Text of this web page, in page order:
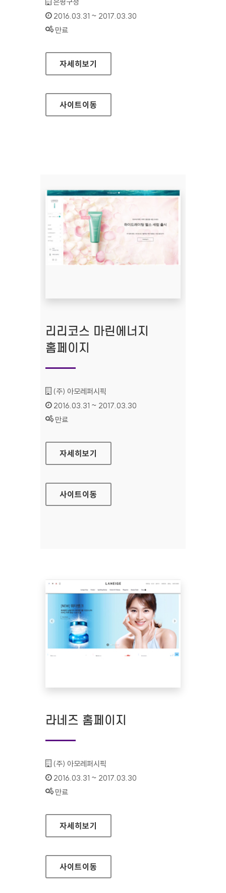
인증기간 :
2016.03.31 ~ 2017.03.30
상태 :
만료
은평구청 홈페이지
자세히보기
사이트이동
리리코스 마린에너지
홈페이지
기관명 :
(주) 아모레퍼시픽
인증기간 :
2016.03.31 ~ 2017.03.30
상태 :
만료
리리코스 마린에너지 홈페이지
자세히보기
사이트이동
라네즈 홈페이지
기관명 :
(주) 아모레퍼시픽
인증기간 :
2016.03.31 ~ 2017.03.30
상태 :
만료
라네즈 홈페이지
자세히보기
사이트이동